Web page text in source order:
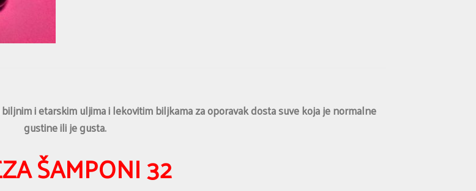
i etarskim uljima i lekovitim biljkama za oporavak dosta suve koja je normalne
gustine ili je gusta.
ŠAMPONI 32